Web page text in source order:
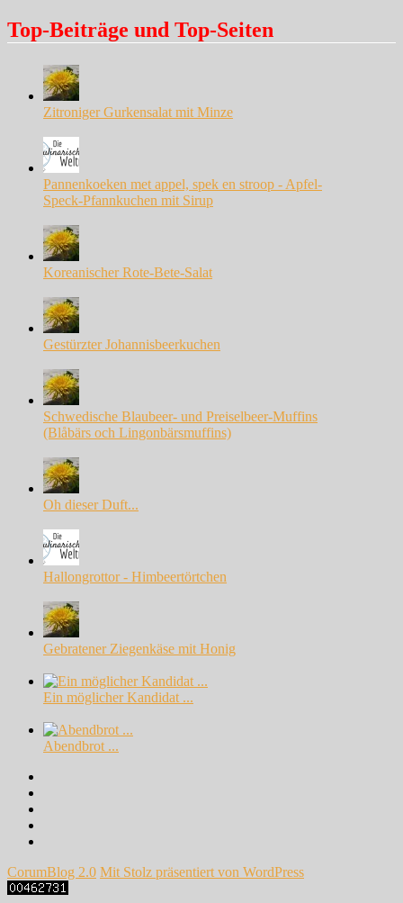
Top-Beiträge und Top-Seiten
Zitroniger Gurkensalat mit Minze
Pannenkoeken met appel, spek en stroop - Apfel-
Speck-Pfannkuchen mit Sirup
Koreanischer Rote-Bete-Salat
Gestürzter Johannisbeerkuchen
Schwedische Blaubeer- und Preiselbeer-Muffins
(Blåbärs och Lingonbärsmuffins)
Oh dieser Duft...
Hallongrottor - Himbeertörtchen
Gebratener Ziegenkäse mit Honig
Ein möglicher Kandidat ...
Abendbrot ...
CorumBlog 2.0 Mit Stolz präsentiert von WordPress